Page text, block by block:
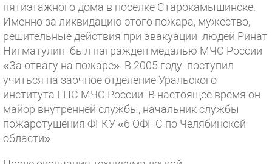
пятиэтажного дома в поселке Старокамышинске.
Именно за ликвидацию этого пожара, мужество,
решительные действия при эвакуации людей Ринат
Нигматулин был награжден медалью МЧС России
«За отвагу на пожаре». В 2005 году поступил
учиться на заочное отделение Уральского
института ГПС МЧС России. В настоящее время он
майор внутренней службы, начальник службы
пожаротушения ФГКУ «6 ОФПС по Челябинской
области».